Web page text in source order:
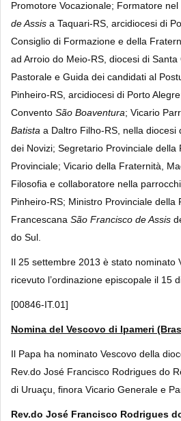
Promotore Vocazionale; Formatore nel
de Assis a Taquari-RS, arcidiocesi di
Consiglio di Formazione e della
ad Arroio do Meio-RS, diocesi di
Pastorale e Guida dei candidati al
Pinheiro-RS, arcidiocesi di Porto
Convento São Boaventura; Vicario
Batista a Daltro Filho-RS, nella diocesi
dei Novizi; Segretario Provinciale della
Provinciale; Vicario della Fraternità,
Filosofia e collaboratore nella
Pinheiro-RS; Ministro Provinciale della
Francescana São Francisco de Assis
do Sul.
Il 25 settembre 2013 è stato nominato
ricevuto l’ordinazione episcopale il 15
[00846-IT.01]
Nomina del Vescovo di Ipameri
Il Papa ha nominato Vescovo della
Rev.do José Francisco Rodrigues do
di Uruaçu, finora Vicario Generale e
Rev.do José Francisco Rodrigues